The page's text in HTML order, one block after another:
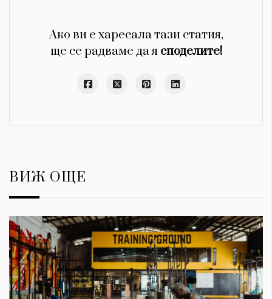
Ако ви е харесала тази статия,
ще се радваме да я споделите!
ВИЖ ОЩЕ